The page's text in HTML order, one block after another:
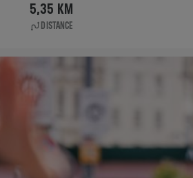
5,35 KM
DISTANCE